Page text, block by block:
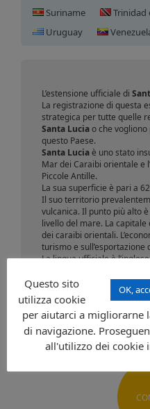
Suriname
Trinidad
Uruguay
Lucia
L’estensione ufficiale di
La registrazione di questa
strategica per tutte quelle
Santa Luciao che
questo Paese.
Santa Luciaè uno stato
Mar dei Caraibi orientale e
Piccole Antille.
La sua superficie è pari a
Il suo territorio
vulcanica. Il punto più alto
livello del mare. La
dei caraibi orientali.
turismo e sull’esportazione
La lingua ufficiale è
Richiedi OK,
Questo sito
utilizza cookie
per aiutarci a migliorarne
di navigazione.
all'utilizzo dei cookie